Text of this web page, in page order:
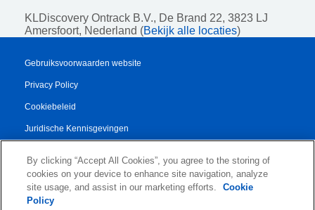
KLDiscovery Ontrack B.V., De Brand 22, 3823 LJ
Amersfoort, Nederland (Bekijk alle locaties)
Gebruiksvoorwaarden website
Privacy Policy
Cookiebeleid
Juridische Kennisgevingen
Algemene Voorwaarden
Authorised Partner Agreement
By clicking “Accept All Cookies”, you agree to the storing of
cookies on your device to enhance site navigation, analyze
site usage, and assist in our marketing efforts.
Cookie
Policy